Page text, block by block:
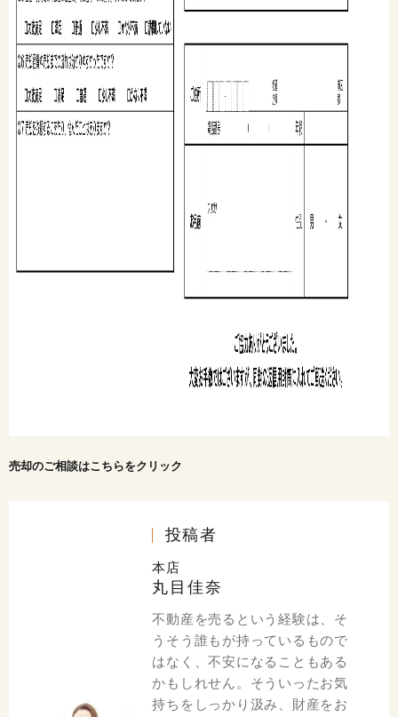
売却のご相談はこちらをクリック
投稿者
本店
丸目佳奈
不動産を売るという経験は、そ
うそう誰もが持っているもので
はなく、不安になることもある
かもしれせん。そういったお気
持ちをしっかり汲み、財産をお